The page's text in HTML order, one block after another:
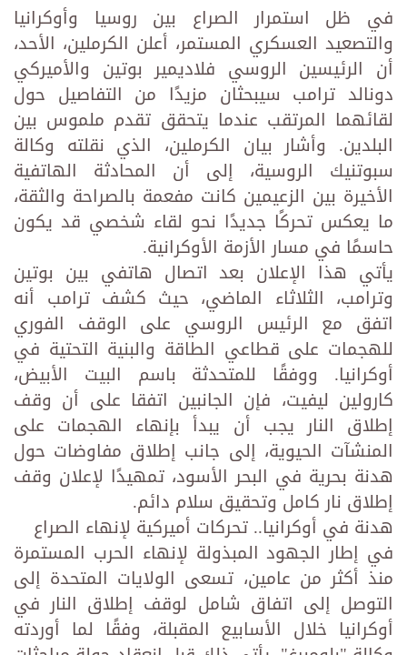
في ظل استمرار الصراع بين روسيا وأوكرانيا
والتصعيد العسكري المستمر، أعلن الكرملين، الأحد،
أن الرئيسين الروسي فلاديمير بوتين والأميركي
دونالد ترامب سيبحثان مزيدًا من التفاصيل حول
لقائهما المرتقب عندما يتحقق تقدم ملموس بين
البلدين. وأشار بيان الكرملين، الذي نقلته وكالة
سبوتنيك الروسية، إلى أن المحادثة الهاتفية
الأخيرة بين الزعيمين كانت مفعمة بالصراحة والثقة،
ما يعكس تحركًا جديدًا نحو لقاء شخصي قد يكون
حاسمًا في مسار الأزمة الأوكرانية.
يأتي هذا الإعلان بعد اتصال هاتفي بين بوتين
وترامب، الثلاثاء الماضي، حيث كشف ترامب أنه
اتفق مع الرئيس الروسي على الوقف الفوري
للهجمات على قطاعي الطاقة والبنية التحتية في
أوكرانيا. ووفقًا للمتحدثة باسم البيت الأبيض،
كارولين ليفيت، فإن الجانبين اتفقا على أن وقف
إطلاق النار يجب أن يبدأ بإنهاء الهجمات على
المنشآت الحيوية، إلى جانب إطلاق مفاوضات حول
هدنة بحرية في البحر الأسود، تمهيدًا لإعلان وقف
إطلاق نار كامل وتحقيق سلام دائم.
هدنة في أوكرانيا.. تحركات أميركية لإنهاء الصراع
في إطار الجهود المبذولة لإنهاء الحرب المستمرة
منذ أكثر من عامين، تسعى الولايات المتحدة إلى
التوصل إلى اتفاق شامل لوقف إطلاق النار في
أوكرانيا خلال الأسابيع المقبلة، وفقًا لما أوردته